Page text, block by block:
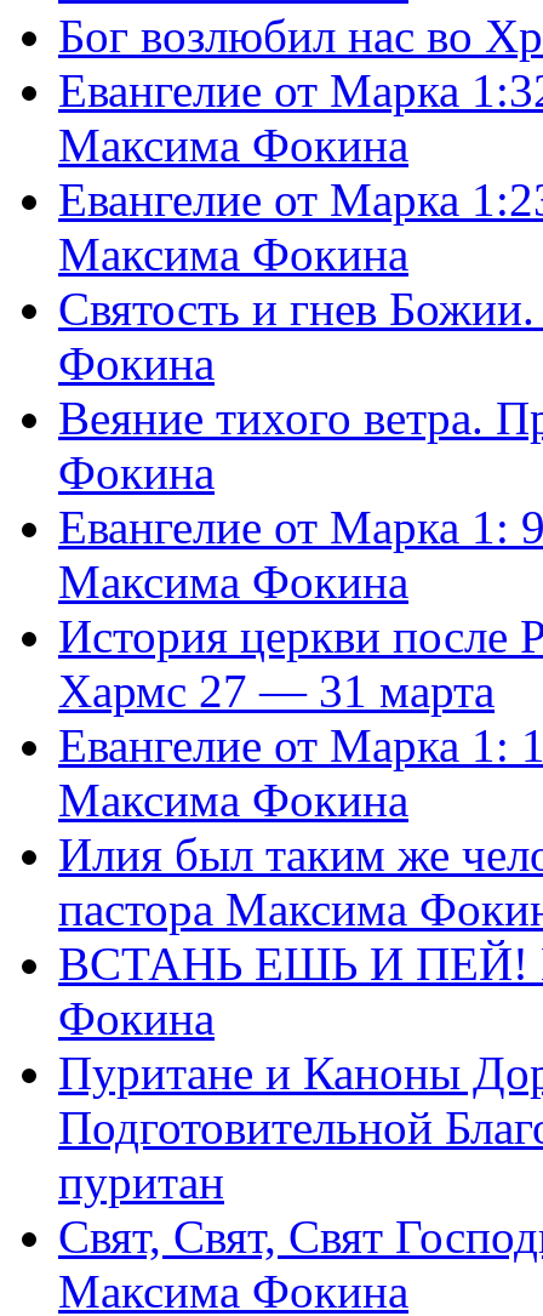
Бог возлюбил нас во
Евангелие от Марка
Максима Фокина
Евангелие от Марка
Максима Фокина
Святость и гнев
Фокина
Веяние тихого ветра.
Фокина
Евангелие от Марка 1:
Максима Фокина
История церкви
Хармс 27 — 31 марта
Евангелие от Марка 1:
Максима Фокина
Илия был таким же
пастора Максима
ВСТАНЬ ЕШЬ И ПЕЙ!
Фокина
Пуритане и Каноны
Подготовительной
пуритан
Свят, Свят, Свят
Максима Фокина